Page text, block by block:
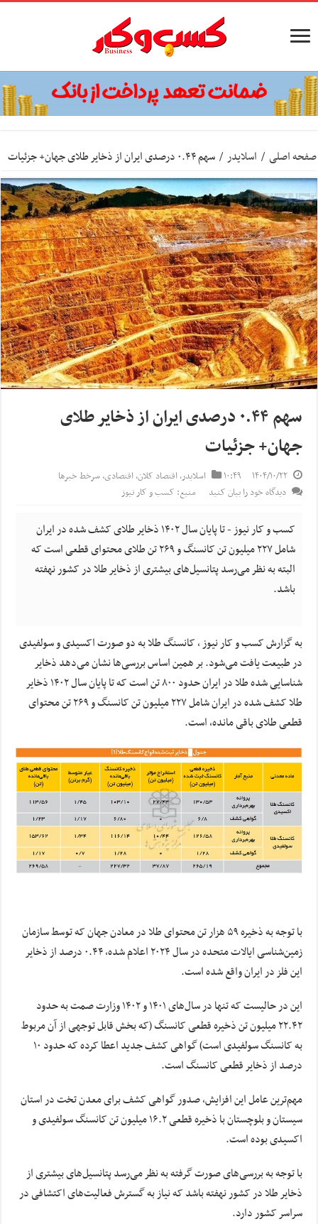
صفحه اصلی / اسلایدر / سهم ۰.۴۴ درصدی ایران از ذخایر طلای جهان+ جزئیات
سهم ۰.۴۴ درصدی ایران از ذخایر طلای
جهان+ جزئیات
۱۴۰۴/۱۰/۲۲ ۱۰:۴۹ اسلایدر,اقتصاد کلان,اقتصادی,سرخط خبرها
دیدگاه خود را بیان کنید
منبع: کسب و کار نیوز
کسب و کار نیوز - تا پایان سال ۱۴۰۲ ذخایر طلای کشف شده در ایران
شامل ۲۲۷ میلیون تن کانسنگ و ۲۶۹ تن طلای محتوای قطعی است که
البته به نظر می‌رسد پتانسیل‌های بیشتری از ذخایر طلا در کشور نهفته
باشد.
به گزارش کسب و کار نیوز ، کانسنگ طلا به دو صورت اکسیدی و سولفیدی
در طبیعت یافت می‌شود. بر همین اساس بررسی‌ها نشان می‌دهد ذخایر
شناسایی شده طلا در ایران حدود ۸۰۰ تن است که تا پایان سال ۱۴۰۲ ذخایر
طلا کشف شده در ایران شامل ۲۲۷ میلیون تن کانسنگ و ۲۶۹ تن محتوای
قطعی طلای باقی مانده، است.
با توجه به ذخیره ۵۹ هزار تن محتوای طلا در معادن جهان که توسط سازمان
زمین‌شناسی ایالات متحده در سال ۲۰۲۴ اعلام شده، ۰.۴۴ درصد از ذخایر
این فلز در ایران واقع شده است.
این در حالیست که تنها در سال‌های ۱۴۰۱ و ۱۴۰۲ وزارت صمت به حدود
۲۲.۴۲ میلیون تن ذخیره قطعی کانسنگ (که بخش قابل توجهی از آن مربوط
به کانسنگ سولفیدی است) گواهی کشف جدید اعطا کرده که حدود ۱۰
درصد از ذخایر قطعی کانسنگ است.
مهم‌ترین عامل این افزایش، صدور گواهی کشف برای معدن تخت در استان
سیستان و بلوچستان با ذخیره قطعی ۱۶.۲ میلیون تن کانسنگ سولفیدی و
اکسیدی بوده است.
با توجه به بررسی‌های صورت گرفته به نظر می‌رسد پتانسیل‌های بیشتری از
ذخایر طلا در کشور نهفته باشد که نیاز به گسترش فعالیت‌های اکتشافی در
سراسر کشور دارد.